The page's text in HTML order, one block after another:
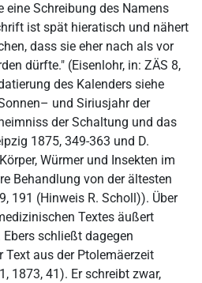
eine Schreibung des Namens
ist spät hieratisch und nähert
dass sie eher nach als vor
dürfte." (Eisenlohr, in: ZÄS 8,
des Kalenders siehe
und Siriusjahr der
der Schaltung und das
1875, 349-363 und D.
Würmer und Insekten im
Behandlung von der ältesten
191 (Hinweis R. Scholl)). Über
Textes äußert
schließt dagegen
Text aus der Ptolemäerzeit
1873, 41). Er schreibt zwar,